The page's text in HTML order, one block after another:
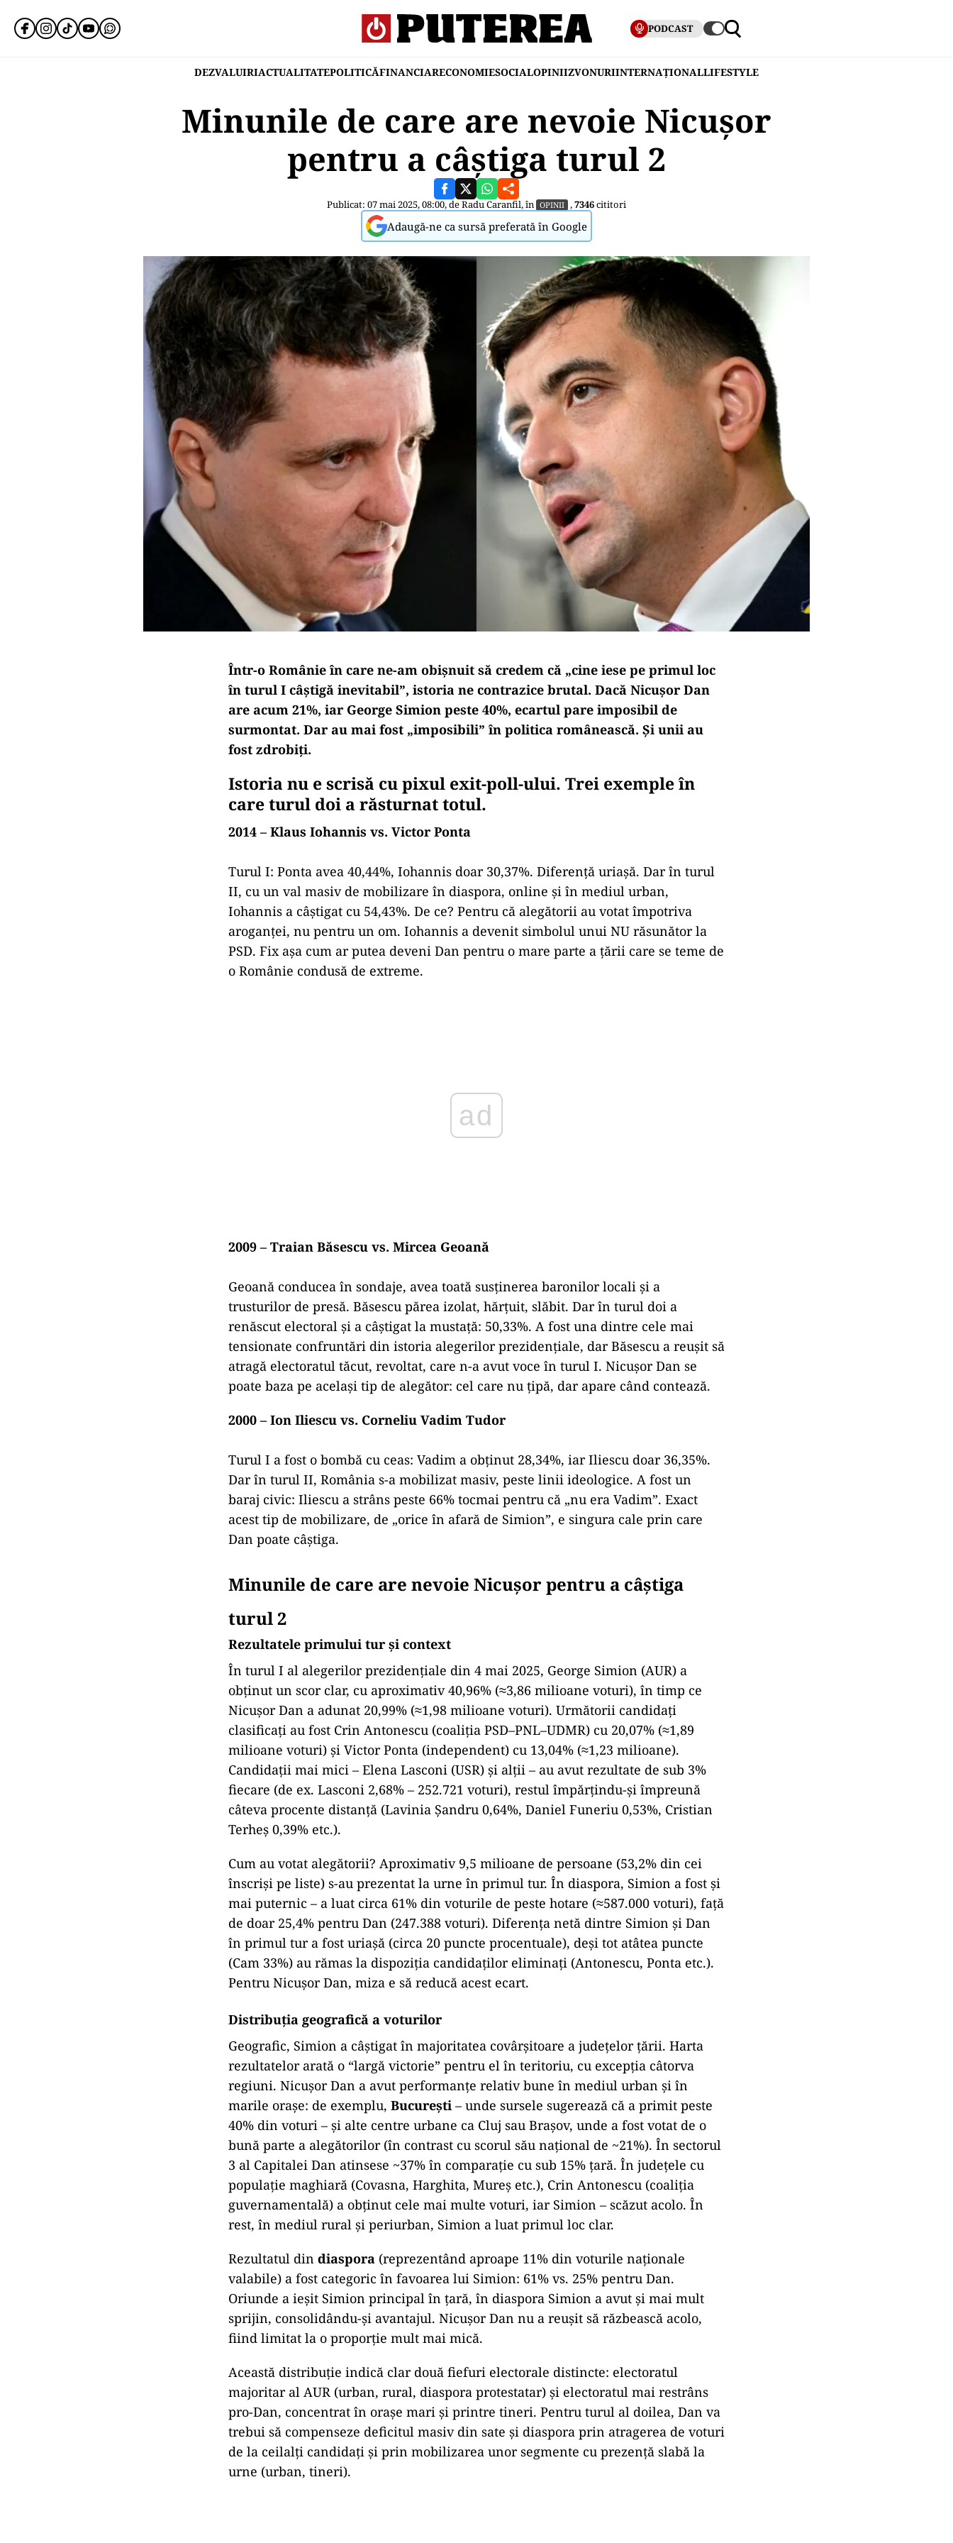
PODCAST
DEZVALUIRIACTUALITATEPOLITICĂFINANCIARECONOMIESOCIALOPINIIZVONURIINTERNAȚIONALLIFESTYLE
Minunile de care are nevoie Nicușor
pentru a câștiga turul 2
Publicat: 07 mai 2025, 08:00, deRadu Caranfil, în OPINII ,7346cititori
Adaugă-ne ca sursă preferată în Google
Într-o Românie în care ne-am obișnuit să credem că „cine iese pe primul loc
în turul I câștigă inevitabil”, istoria ne contrazice brutal. Dacă Nicușor Dan
are acum 21%, iar George Simion peste 40%, ecartul pare imposibil de
surmontat. Dar au mai fost „imposibili” în politica românească. Și unii au
fost zdrobiți.
Istoria nu e scrisă cu pixul exit-poll-ului. Trei exemple în
care turul doi a răsturnat totul.
2014 – Klaus Iohannis vs. Victor Ponta
Turul I: Ponta avea 40,44%, Iohannis doar 30,37%. Diferență uriașă. Dar în turul
II, cu un val masiv de mobilizare în diaspora, online și în mediul urban,
Iohannis a câștigat cu 54,43%. De ce? Pentru că alegătorii au votat împotriva
aroganței, nu pentru un om. Iohannis a devenit simbolul unui NU răsunător la
PSD. Fix așa cum ar putea deveni Dan pentru o mare parte a țării care se teme de
o Românie condusă de extreme.
2009 – Traian Băsescu vs. Mircea Geoană
Geoană conducea în sondaje, avea toată susținerea baronilor locali și a
trusturilor de presă. Băsescu părea izolat, hărțuit, slăbit. Dar în turul doi a
renăscut electoral și a câștigat la mustață: 50,33%. A fost una dintre cele mai
tensionate confruntări din istoria alegerilor prezidențiale, dar Băsescu a reușit să
atragă electoratul tăcut, revoltat, care n-a avut voce în turul I. Nicușor Dan se
poate baza pe același tip de alegător: cel care nu țipă, dar apare când contează.
2000 – Ion Iliescu vs. Corneliu Vadim Tudor
Turul I a fost o bombă cu ceas: Vadim a obținut 28,34%, iar Iliescu doar 36,35%.
Dar în turul II, România s-a mobilizat masiv, peste linii ideologice. A fost un
baraj civic: Iliescu a strâns peste 66% tocmai pentru că „nu era Vadim”. Exact
acest tip de mobilizare, de „orice în afară de Simion”, e singura cale prin care
Dan poate câștiga.
Minunile de care are nevoie Nicușor pentru a câștiga
turul 2
Rezultatele primului tur și context
În turul I al alegerilor prezidențiale din 4 mai 2025, George Simion (AUR) a
obținut un scor clar, cu aproximativ 40,96% (≈3,86 milioane voturi), în timp ce
Nicușor Dan a adunat 20,99% (≈1,98 milioane voturi). Următorii candidați
clasificați au fost Crin Antonescu (coaliția PSD–PNL–UDMR) cu 20,07% (≈1,89
milioane voturi) și Victor Ponta (independent) cu 13,04% (≈1,23 milioane).
Candidații mai mici – Elena Lasconi (USR) și alții – au avut rezultate de sub 3%
fiecare (de ex. Lasconi 2,68% – 252.721 voturi), restul împărțindu-și împreună
câteva procente distanță (Lavinia Șandru 0,64%, Daniel Funeriu 0,53%, Cristian
Terheș 0,39% etc.).
Cum au votat alegătorii? Aproximativ 9,5 milioane de persoane (53,2% din cei
înscriși pe liste) s-au prezentat la urne în primul tur. În diaspora, Simion a fost și
mai puternic – a luat circa 61% din voturile de peste hotare (≈587.000 voturi), față
de doar 25,4% pentru Dan (247.388 voturi). Diferența netă dintre Simion și Dan
în primul tur a fost uriașă (circa 20 puncte procentuale), deși tot atâtea puncte
(Cam 33%) au rămas la dispoziția candidaților eliminați (Antonescu, Ponta etc.).
Pentru Nicușor Dan, miza e să reducă acest ecart.
Distribuția geografică a voturilor
Geo­grafic, Simion a câştigat în majoritatea covârşitoare a judeţelor ţării. Harta
rezultatelor arată o “largă victorie” pentru el în teritoriu, cu excepţia câtorva
regiuni. Nicușor Dan a avut performanțe relativ bune în mediul urban și în
marile orașe: de exemplu, București – unde sursele sugerează că a primit peste
40% din voturi – și alte centre urbane ca Cluj sau Brașov, unde a fost votat de o
bună parte a alegătorilor (în contrast cu scorul său național de ~21%). În sectorul
3 al Capitalei Dan atinsese ~37% în comparație cu sub 15% țară. În județele cu
populație maghiară (Covasna, Harghita, Mureș etc.), Crin Antonescu (coaliția
guvernamentală) a obținut cele mai multe voturi, iar Simion – scăzut acolo. În
rest, în mediul rural și periurban, Simion a luat primul loc clar.
Rezultatul din diaspora (reprezentând aproape 11% din voturile naționale
valabile) a fost categoric în favoarea lui Simion: 61% vs. 25% pentru Dan.
Oriunde a ieșit Simion principal în țară, în diaspora Simion a avut și mai mult
sprijin, consolidându-și avantajul. Nicușor Dan nu a reușit să răzbească acolo,
fiind limitat la o proporție mult mai mică.
Această distribuție indică clar două fiefuri electorale distincte: electoratul
majoritar al AUR (urban, rural, diaspora protestatar) și electoratul mai restrâns
pro-Dan, concentrat în orașe mari și printre tineri. Pentru turul al doilea, Dan va
trebui să compenseze deficitul masiv din sate și diaspora prin atragerea de voturi
de la ceilalți candidați și prin mobilizarea unor segmente cu prezență slabă la
urne (urban, tineri).